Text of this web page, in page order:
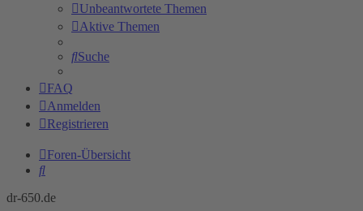
Unbeantwortete Themen
Aktive Themen
Suche
FAQ
Anmelden
Registrieren
Foren-Übersicht
Suche
dr-650.de